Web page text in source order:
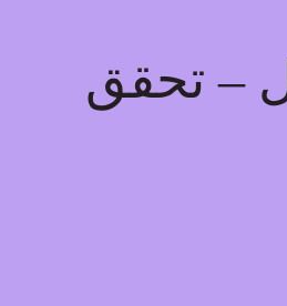
– تحقق